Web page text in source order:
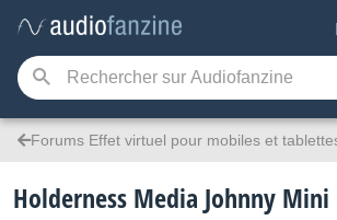
Forums Effet virtuel pour mobiles et
Holderness Media Johnny Mini